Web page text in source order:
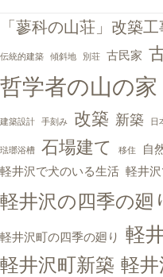
「蓼科の山荘」改築
伝統的建築 傾斜地 別荘 古民家
哲学者の山の家
建築設計 手刻み 改築 新築 日
琺瑯浴槽 石場建て 移住 自
軽井沢で犬のいる生活 軽井
軽井沢の四季の廻
軽井沢町の四季の廻り 軽
軽井沢町新築 軽